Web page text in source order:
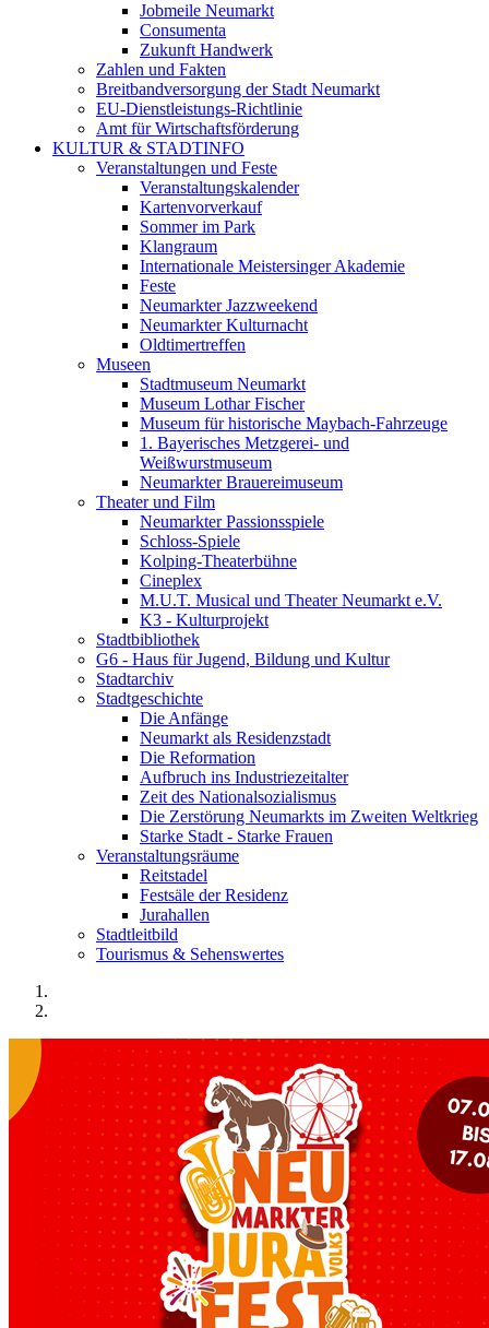
Jobmeile Neumarkt
Consumenta
Zukunft Handwerk
Zahlen und Fakten
Breitbandversorgung der Stadt Neumarkt
EU-Dienstleistungs-Richtlinie
Amt für Wirtschaftsförderung
KULTUR & STADTINFO
Veranstaltungen und Feste
Veranstaltungskalender
Kartenvorverkauf
Sommer im Park
Klangraum
Internationale Meistersinger Akademie
Feste
Neumarkter Jazzweekend
Neumarkter Kulturnacht
Oldtimertreffen
Museen
Stadtmuseum Neumarkt
Museum Lothar Fischer
Museum für historische Maybach-Fahrzeuge
1. Bayerisches Metzgerei- und
Weißwurstmuseum
Neumarkter Brauereimuseum
Theater und Film
Neumarkter Passionsspiele
Schloss-Spiele
Kolping-Theaterbühne
Cineplex
M.U.T. Musical und Theater Neumarkt e.V.
K3 - Kulturprojekt
Stadtbibliothek
G6 - Haus für Jugend, Bildung und Kultur
Stadtarchiv
Stadtgeschichte
Die Anfänge
Neumarkt als Residenzstadt
Die Reformation
Aufbruch ins Industriezeitalter
Zeit des Nationalsozialismus
Die Zerstörung Neumarkts im Zweiten Weltkrieg
Starke Stadt - Starke Frauen
Veranstaltungsräume
Reitstadel
Festsäle der Residenz
Jurahallen
Stadtleitbild
Tourismus & Sehenswertes